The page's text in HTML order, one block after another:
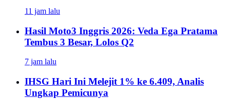
11 jam lalu
Hasil Moto3 Inggris 2026: Veda Ega Pratama
Tembus 3 Besar, Lolos Q2
7 jam lalu
IHSG Hari Ini Melejit 1% ke 6.409, Analis
Ungkap Pemicunya